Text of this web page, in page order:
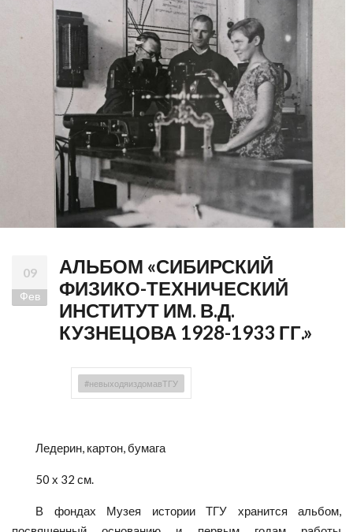
09
Фев
АЛЬБОМ «СИБИРСКИЙ
ФИЗИКО-ТЕХНИЧЕСКИЙ
ИНСТИТУТ ИМ. В.Д.
КУЗНЕЦОВА 1928-1933 ГГ.»
#невыходяиздомавТГУ
Ледерин, картон, бумага
50 х 32 см.
В фондах Музея истории ТГУ хранится альбом,